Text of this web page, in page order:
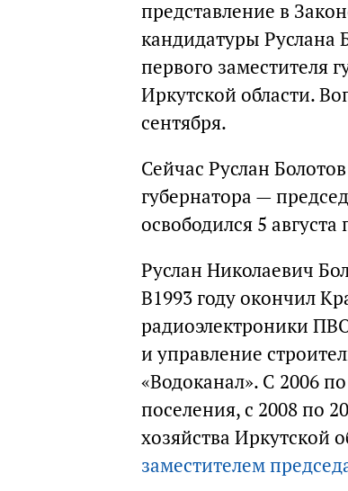
представление в
кандидатуры Руслана
первого заместителя
Иркутской области.
сентября.
Сейчас Руслан
губернатора —
освободился 5 августа
Руслан Николаевич
В1993 году окончил
радиоэлектроники
и управление
«Водоканал». С 2006
поселения, с 2008 по
хозяйства Иркутской
заместителем